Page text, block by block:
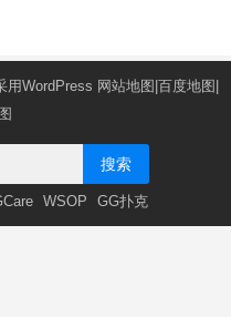
用WordPress 网站地图 百度地图
搜索
WSOP GG扑克